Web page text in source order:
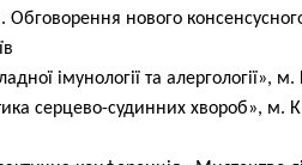
Обговорення нового
імунології та алергології», м.
серцево-судинних хвороб», м.